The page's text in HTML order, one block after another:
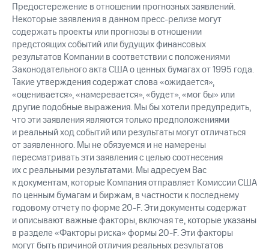
Предостережение в отношении прогнозных заявлений.
Некоторые заявления в данном пресс-релизе могут
содержать проекты или прогнозы в отношении
предстоящих событий или будущих финансовых
результатов Компании в соответствии с положениями
Законодательного акта США о ценных бумагах от 1995 года.
Такие утверждения содержат слова «ожидается»,
«оценивается», «намеревается», «будет», «мог бы» или
другие подобные выражения. Мы бы хотели предупредить,
что эти заявления являются только предположениями
и реальный ход событий или результаты могут отличаться
от заявленного. Мы не обязуемся и не намерены
пересматривать эти заявления с целью соотнесения
их с реальными результатами. Мы адресуем Вас
к документам, которые Компания отправляет Комиссии США
по ценным бумагам и биржам, в частности к последнему
годовому отчету по форме 20-F. Эти документы содержат
и описывают важные факторы, включая те, которые указаны
в разделе «Факторы риска» формы 20-F. Эти факторы
могут быть причиной отличия реальных результатов